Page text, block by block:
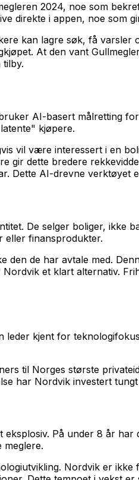
2024, noe som
direkte i appen, noe som
kan lagre søk, få
At den vant
AI-basert målretting
kjøpere.
vil være interessert i en
gir dette bredere
Dette AI-drevne verktøyet
De selger boliger, ikke
eller finansprodukter.
de har avtale med.
et klart alternativ.
leder kjent for
til Norges største
har Nordvik investert
På under 8 år
meglere.
Nordvik er